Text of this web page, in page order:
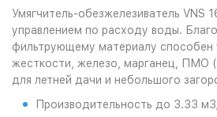
Умягчитель-обезжелезиватель VNS
управлением по расходу воды.
фильтрующему материалу способен
жесткости, железо, марганец, ПМО
для летней дачи и небольшого
Производительность до 3.33